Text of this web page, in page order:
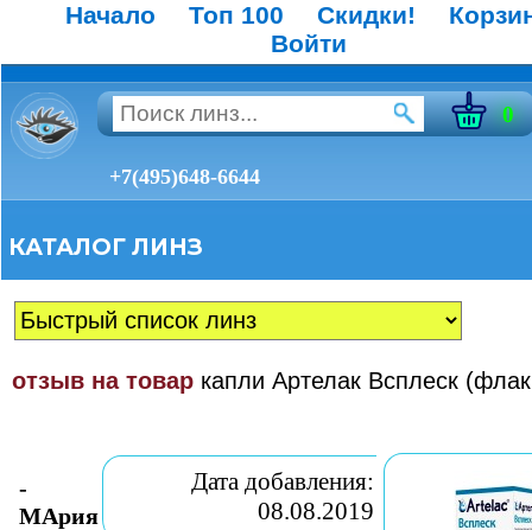
Начало Топ 100 Скидки!
Войти
0
+7(495)648-6644
КАТАЛОГ ЛИНЗ
отзыв на товар капли Артелак Всплеск
-
МАрия
Дата добавления:
08.08.2019